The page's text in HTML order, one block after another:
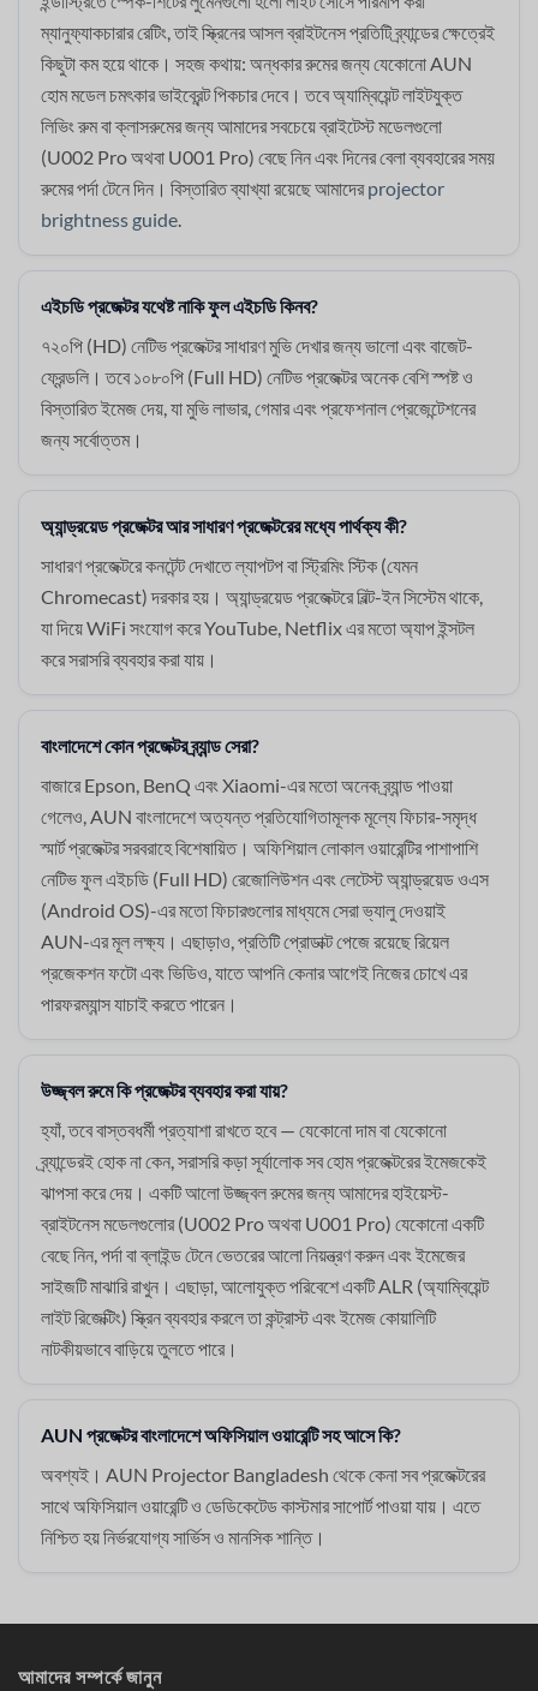
ম্যানুফ্যাকচারার রেটিং, তাই স্ক্রিনের আসল ব্রাইটনেস প্রতিটি ব্র্যান্ডের ক্ষেত্রেই
কিছুটা কম হয়ে থাকে। সহজ কথায়: অন্ধকার রুমের জন্য যেকোনো AUN
হোম মডেল চমৎকার ভাইব্রেন্ট পিকচার দেবে। তবে অ্যাম্বিয়েন্ট লাইটযুক্ত
লিভিং রুম বা ক্লাসরুমের জন্য আমাদের সবচেয়ে ব্রাইটেস্ট মডেলগুলো
(U002 Pro অথবা U001 Pro) বেছে নিন এবং দিনের বেলা ব্যবহারের সময়
রুমের পর্দা টেনে দিন। বিস্তারিত ব্যাখ্যা রয়েছে আমাদেরprojector
brightness guide.
এইচডি প্রজেক্টর যথেষ্ট নাকি ফুল এইচডি কিনব?
৭২০পি (HD) নেটিভ প্রজেক্টর সাধারণ মুভি দেখার জন্য ভালো এবং বাজেট-
ফ্রেন্ডলি। তবে ১০৮০পি (Full HD) নেটিভ প্রজেক্টর অনেক বেশি স্পষ্ট ও
বিস্তারিত ইমেজ দেয়, যা মুভি লাভার, গেমার এবং প্রফেশনাল প্রেজেন্টেশনের
জন্য সর্বোত্তম।
অ্যান্ড্রয়েড প্রজেক্টর আর সাধারণ প্রজেক্টরের মধ্যে পার্থক্য কী?
সাধারণ প্রজেক্টরে কনটেন্ট দেখাতে ল্যাপটপ বা স্ট্রিমিং স্টিক (যেমন
Chromecast) দরকার হয়। অ্যান্ড্রয়েড প্রজেক্টরে বিল্ট-ইন সিস্টেম থাকে,
যা দিয়ে WiFi সংযোগ করে YouTube, Netflix এর মতো অ্যাপ ইন্সটল
করে সরাসরি ব্যবহার করা যায়।
বাংলাদেশে কোন প্রজেক্টর ব্র্যান্ড সেরা?
বাজারে Epson, BenQ এবং Xiaomi-এর মতো অনেক ব্র্যান্ড পাওয়া
গেলেও, AUN বাংলাদেশে অত্যন্ত প্রতিযোগিতামূলক মূল্যে ফিচার-সমৃদ্ধ
স্মার্ট প্রজেক্টর সরবরাহে বিশেষায়িত। অফিশিয়াল লোকাল ওয়ারেন্টির পাশাপাশি
নেটিভ ফুল এইচডি (Full HD) রেজোলিউশন এবং লেটেস্ট অ্যান্ড্রয়েড ওএস
(Android OS)-এর মতো ফিচারগুলোর মাধ্যমে সেরা ভ্যালু দেওয়াই
AUN-এর মূল লক্ষ্য। এছাড়াও, প্রতিটি প্রোডাক্ট পেজে রয়েছে রিয়েল
প্রজেকশন ফটো এবং ভিডিও, যাতে আপনি কেনার আগেই নিজের চোখে এর
পারফরম্যান্স যাচাই করতে পারেন।
উজ্জ্বল রুমে কি প্রজেক্টর ব্যবহার করা যায়?
হ্যাঁ, তবে বাস্তবধর্মী প্রত্যাশা রাখতে হবে — যেকোনো দাম বা যেকোনো
ব্র্যান্ডেরই হোক না কেন, সরাসরি কড়া সূর্যালোক সব হোম প্রজেক্টরের ইমেজকেই
ঝাপসা করে দেয়। একটি আলো উজ্জ্বল রুমের জন্য আমাদের হাইয়েস্ট-
ব্রাইটনেস মডেলগুলোর (U002 Pro অথবা U001 Pro) যেকোনো একটি
বেছে নিন, পর্দা বা ব্লাইন্ড টেনে ভেতরের আলো নিয়ন্ত্রণ করুন এবং ইমেজের
সাইজটি মাঝারি রাখুন। এছাড়া, আলোযুক্ত পরিবেশে একটি ALR (অ্যাম্বিয়েন্ট
লাইট রিজেক্টিং) স্ক্রিন ব্যবহার করলে তা কন্ট্রাস্ট এবং ইমেজ কোয়ালিটি
নাটকীয়ভাবে বাড়িয়ে তুলতে পারে।
AUN প্রজেক্টর বাংলাদেশে অফিসিয়াল ওয়ারেন্টি সহ আসে কি?
অবশ্যই। AUN Projector Bangladesh থেকে কেনা সব প্রজেক্টরের
সাথে অফিসিয়াল ওয়ারেন্টি ও ডেডিকেটেড কাস্টমার সাপোর্ট পাওয়া যায়। এতে
নিশ্চিত হয় নির্ভরযোগ্য সার্ভিস ও মানসিক শান্তি।
আমাদের সম্পর্কে জানুন